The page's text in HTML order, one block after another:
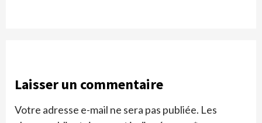
Laisser un commentaire
Votre adresse e-mail ne sera pas publiée. Les